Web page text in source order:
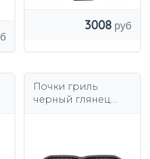
3008
Почки гриль
черный глянец